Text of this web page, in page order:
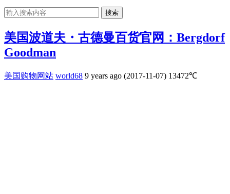
搜索
美国波道夫・古德曼百货官网：Bergdorf
Goodman
美国购物网站 world68 9 years ago (2017-11-07) 13472℃